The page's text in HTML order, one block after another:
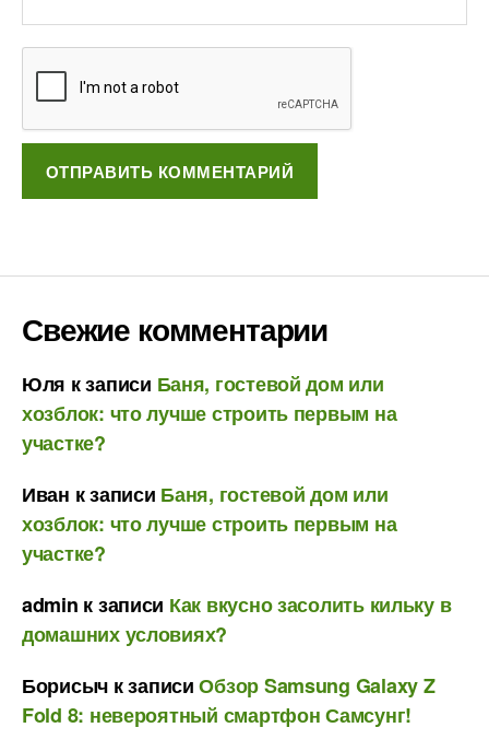
Свежие комментарии
Юля к записи Баня, гостевой дом или
хозблок: что лучше строить первым на
участке?
Иван к записи Баня, гостевой дом или
хозблок: что лучше строить первым на
участке?
admin к записи Как вкусно засолить кильку в
домашних условиях?
Борисыч к записиОбзор Samsung Galaxy Z
Fold 8: невероятный смартфон Самсунг!